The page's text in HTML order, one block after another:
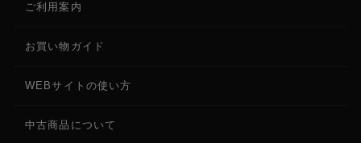
ご利用案内
お買い物ガイド
WEBサイトの使い方
中古商品について